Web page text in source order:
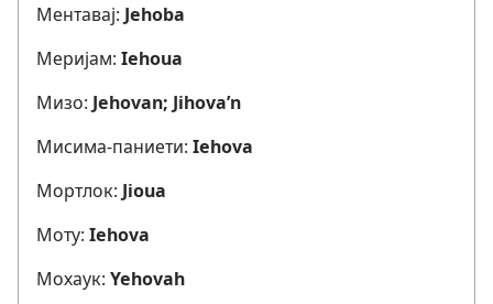
Ментавај: Jehoba
Меријам: Iehoua
Мизо: Jehovan; Jihova’n
Мисима-паниети: Iehova
Мортлок: Jioua
Моту: Iehova
Мохаук: Yehovah